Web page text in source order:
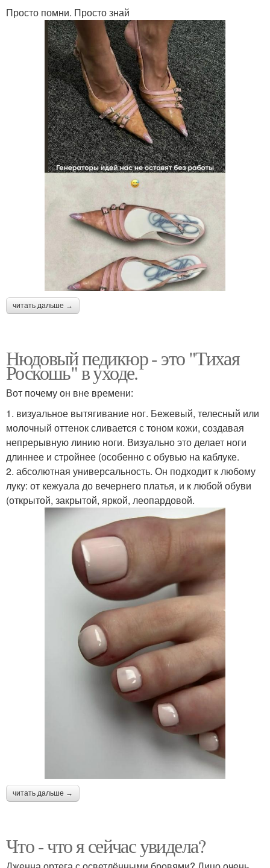
Просто помни. Просто знай
читать дальше →
Нюдовый педикюр - это "Тихая
Роскошь" в уходе.
Вот почему он вне времени:
1. визуальное вытягивание ног. Бежевый, телесный или
молочный оттенок сливается с тоном кожи, создавая
непрерывную линию ноги. Визуально это делает ноги
длиннее и стройнее (особенно с обувью на каблуке.
2. абсолютная универсальность. Он подходит к любому
луку: от кежуала до вечернего платья, и к любой обуви
(открытой, закрытой, яркой, леопардовой.
читать дальше →
Что - что я сейчас увидела?